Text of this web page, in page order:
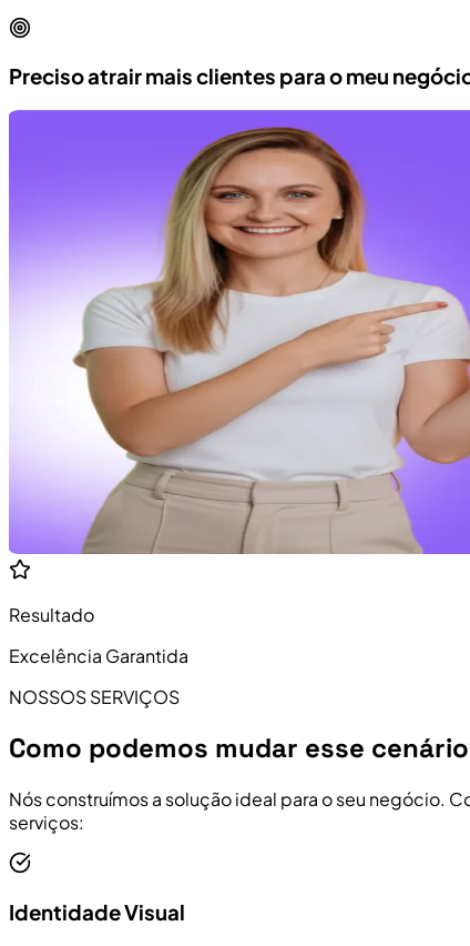
Preciso atrair mais clientes para o meu
Resultado
Excelência Garantida
NOSSOS SERVIÇOS
Como podemos mudar esse
Nós construímos a solução ideal para o seu negócio.
serviços:
Identidade Visual